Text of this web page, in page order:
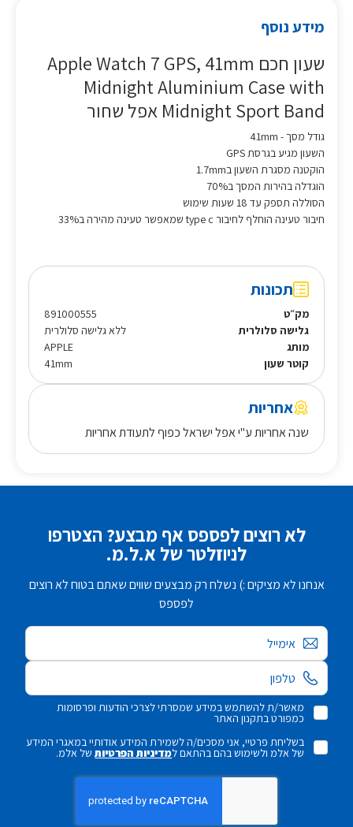
מידע נוסף
שעון חכם Apple Watch 7 GPS, 41mm
Midnight Aluminium Case with
Midnight Sport Band אפל שחור
גודל מסך - 41mm
השעון מגיע בגרסת GPS
הוקטנה מסגרת השעון ב1.7mm
הוגדלה בהירות המסך ב70%
הסוללה תספק עד 18 שעות שימוש
חיבור טעינה הוחלף לחיבור type c שמאפשר טעינה מהירה ב33%
תכונות
מק״ט
891000555
גלישה סלולרית
ללא גלישה סלולרית
מותג
APPLE
קוטר שעון
41mm
אחריות
שנה אחריות ע"י אפל ישראל כפוף לתעודת אחריות
לא רוצים לפספס אף מבצע? הצטרפו
לניוזלטר של א.ל.מ.
אנחנו לא מציקים :) נשלח רק מבצעים שווים שאתם בטוח לא רוצים
לפספס
אימייל
מאשר/ת להשתמש במידע שמסרתי לצרכי הודעות ופרסומות
כמפורט בתקנון האתר
בשליחת פרטיי, אני מסכים/ה לשמירת המידע אודותיי במאגרי המידע
של אלמ ולשימוש בהם בהתאם למדיניות הפרטיותשל אלמ.